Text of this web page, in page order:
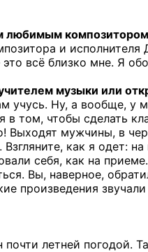
любимым
и
всё близко мне. Я
музыки или
учусь. Ну, а вообще, у
в том, чтобы сделать
Выходят мужчины, в
как я одет:
себя, как на
Вы, наверное,
произведения
летней погодой.